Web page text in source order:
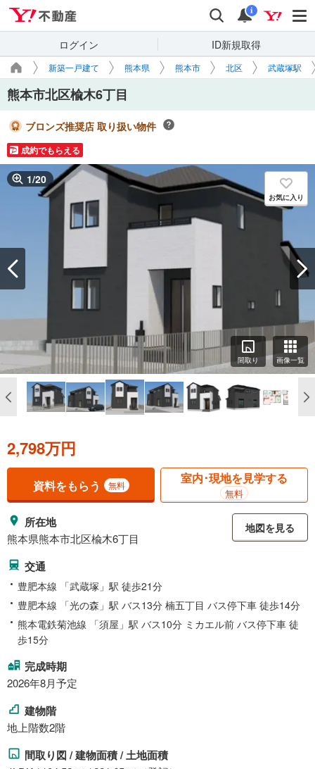
検索 通知
i
ログイン ID新規取得
新築一戸建て 熊本県 熊本市 北区 武蔵塚駅
熊本市北区楡木6丁目
ブロンズ推奨店 取り扱い物件
成約でもらえる
1/20
お気に入り
間取り 画像一覧
2,798万円
資料をもらう 無料 室内･現地を見学する
無料
所在地
熊本県熊本市北区楡木6丁目
地図を見る
交通
豊肥本線 「武蔵塚」駅 徒歩21分
豊肥本線 「光の森」駅 バス13分 楠五丁目 バス停下車 徒歩14分
熊本電鉄菊池線 「須屋」駅 バス10分 ミカエル前 バス停下車 徒
歩15分
完成時期
2026年8月予定
建物階
地上階数2階
間取り図 / 建物面積 / 土地面積